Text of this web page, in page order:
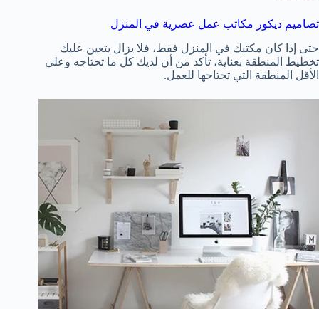
تصاميم ديكور مكاتب عمل عصرية في المنزل
حتى إذا كان مكتبك في المنزل فقط، فلا يزال يتعين عليك
تخطيط المنطقة بعناية، تأكد من أن لديك كل ما تحتاجه وعلى
الأقل المنطقة التي تحتاجها للعمل.